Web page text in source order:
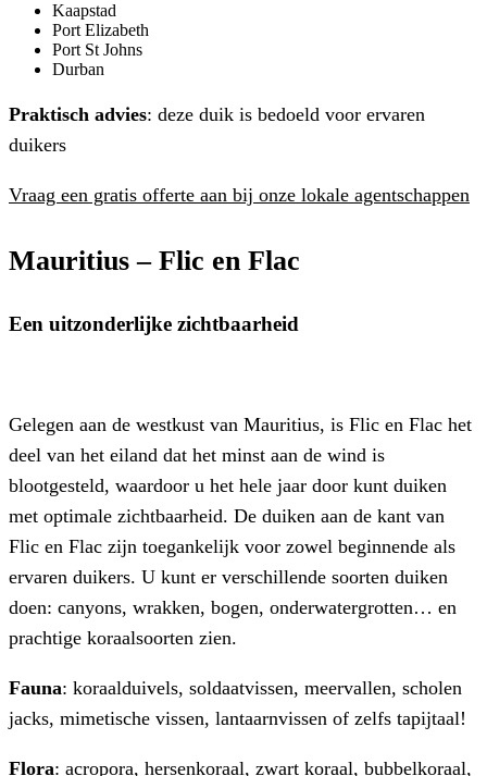
Kaapstad
Port Elizabeth
Port St Johns
Durban
Praktisch advies: deze duik is bedoeld voor ervaren
duikers
Vraag een gratis offerte aan bij onze lokale agentschappen
Mauritius – Flic en Flac
Een uitzonderlijke zichtbaarheid
Gelegen aan de westkust van Mauritius, is Flic en Flac het
deel van het eiland dat het minst aan de wind is
blootgesteld, waardoor u het hele jaar door kunt duiken
met optimale zichtbaarheid. De duiken aan de kant van
Flic en Flac zijn toegankelijk voor zowel beginnende als
ervaren duikers. U kunt er verschillende soorten duiken
doen: canyons, wrakken, bogen, onderwatergrotten… en
prachtige koraalsoorten zien.
Fauna: koraalduivels, soldaatvissen, meervallen, scholen
jacks, mimetische vissen, lantaarnvissen of zelfs tapijtaal!
Flora: acropora, hersenkoraal, zwart koraal, bubbelkoraal,